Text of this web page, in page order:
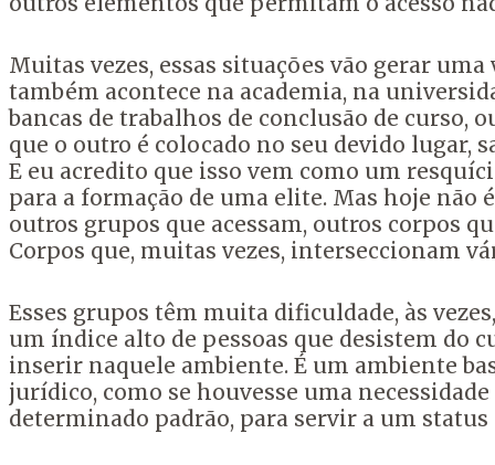
Muitas vezes, essas situações vão gerar
também acontece na academia, na
bancas de trabalhos de conclusão de curso,
que o outro é colocado no seu devido lugar,
E eu acredito que isso vem como um
para a formação de uma elite. Mas hoje não
outros grupos que acessam, outros corpos
Corpos que, muitas vezes, interseccionam
Esses grupos têm muita dificuldade, às
um índice alto de pessoas que desistem do
inserir naquele ambiente. É um ambiente
jurídico, como se houvesse uma
determinado padrão, para servir a um status